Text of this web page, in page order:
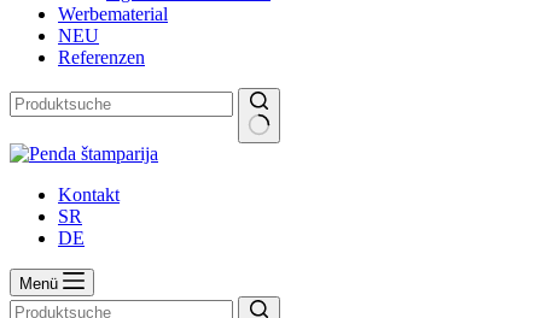
Werbematerial
NEU
Referenzen
Keine
Kontakt
SR
DE
Menü